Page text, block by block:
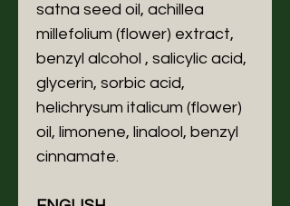
satna seed oil, achillea
millefolium (flower) extract,
benzyl alcohol , salicylic acid,
glycerin, sorbic acid,
helichrysum italicum (flower)
oil, limonene, linalool, benzyl
cinnamate.